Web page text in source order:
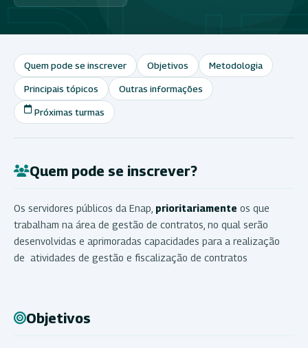
Quem pode se inscrever Objetivos Metodologia
Principais tópicos Outras informações
Próximas turmas
Quem pode se inscrever?
Os servidores públicos da Enap, prioritariamente os que
trabalham na área de gestão de contratos, no qual serão
desenvolvidas e aprimoradas capacidades para a realização
de atividades de gestão e fiscalização de contratos
Objetivos